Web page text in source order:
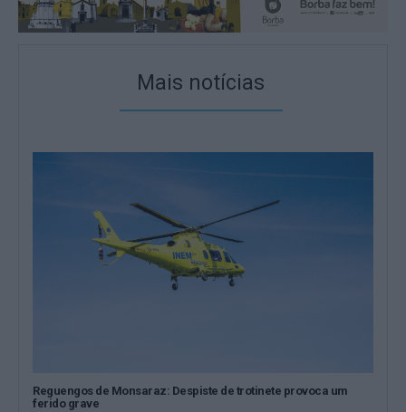
Mais notícias
Reguengos de Monsaraz: Despiste de trotinete provoca um
ferido grave